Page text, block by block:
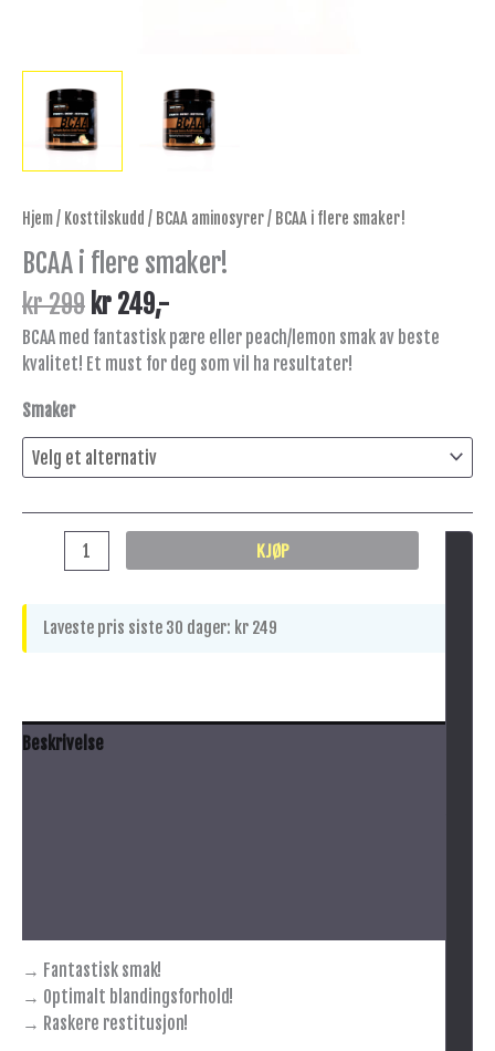
Hjem/ Kosttilskudd / BCAA aminosyrer/ BCAA i flere smaker!
BCAA i flere smaker!
kr299 kr 249,-
BCAA med fantastisk pære eller peach/lemon smak av beste
kvalitet! Et must for deg som vil ha resultater!
Smaker
KJØP
Laveste pris siste 30 dager: kr 249
Beskrivelse
→ Fantastisk smak!
→ Optimalt blandingsforhold!
→ Raskere restitusjon!